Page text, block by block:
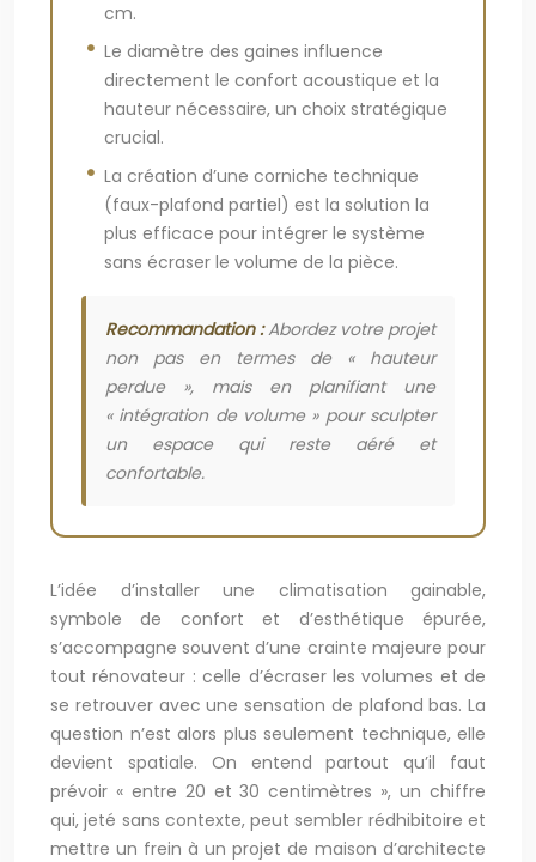
cm.
Le diamètre des gaines influence
directement le confort acoustique et la
hauteur nécessaire, un choix stratégique
crucial.
La création d’une corniche technique
(faux-plafond partiel) est la solution la
plus efficace pour intégrer le système
sans écraser le volume de la pièce.
Recommandation :Abordez votre projet
non pas en termes de « hauteur
perdue », mais en planifiant une
« intégration de volume » pour sculpter
un espace qui reste aéré et
confortable.
L’idée d’installer une climatisation gainable,
symbole de confort et d’esthétique épurée,
s’accompagne souvent d’une crainte majeure pour
tout rénovateur : celle d’écraser les volumes et de
se retrouver avec une sensation de plafond bas. La
question n’est alors plus seulement technique, elle
devient spatiale. On entend partout qu’il faut
prévoir « entre 20 et 30 centimètres », un chiffre
qui, jeté sans contexte, peut sembler rédhibitoire et
mettre un frein à un projet de maison d’architecte